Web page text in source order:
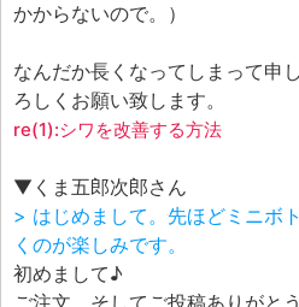
かからないので。）
なんだか長くなってしまって申
ろしくお願い致します。
re(1):シワを改善する方法
▼くま五郎次郎さん
> はじめまして。先ほどミニボ
くのが楽しみです。
初めまして♪
ご注文、そしてご投稿ありがと